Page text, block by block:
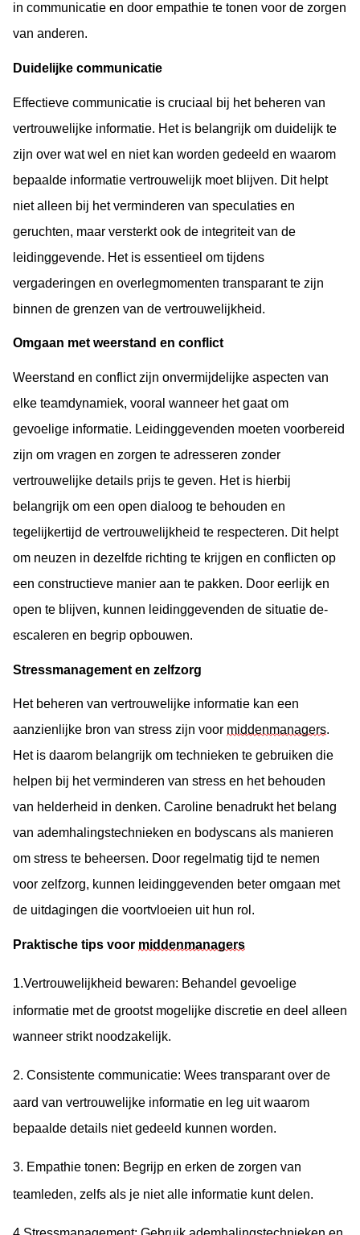
in communicatie en door empathie te tonen voor de zorgen
van anderen.
Duidelijke communicatie
Effectieve communicatie is cruciaal bij het beheren van
vertrouwelijke informatie. Het is belangrijk om duidelijk te
zijn over wat wel en niet kan worden gedeeld en waarom
bepaalde informatie vertrouwelijk moet blijven. Dit helpt
niet alleen bij het verminderen van speculaties en
geruchten, maar versterkt ook de integriteit van de
leidinggevende. Het is essentieel om tijdens
vergaderingen en overlegmomenten transparant te zijn
binnen de grenzen van de vertrouwelijkheid.
Omgaan met weerstand en conflict
Weerstand en conflict zijn onvermijdelijke aspecten van
elke teamdynamiek, vooral wanneer het gaat om
gevoelige informatie. Leidinggevenden moeten voorbereid
zijn om vragen en zorgen te adresseren zonder
vertrouwelijke details prijs te geven. Het is hierbij
belangrijk om een open dialoog te behouden en
tegelijkertijd de vertrouwelijkheid te respecteren. Dit helpt
om neuzen in dezelfde richting te krijgen en conflicten op
een constructieve manier aan te pakken. Door eerlijk en
open te blijven, kunnen leidinggevenden de situatie de-
escaleren en begrip opbouwen.
Stressmanagement en zelfzorg
Het beheren van vertrouwelijke informatie kan een
aanzienlijke bron van stress zijn voor middenmanagers.
Het is daarom belangrijk om technieken te gebruiken die
helpen bij het verminderen van stress en het behouden
van helderheid in denken. Caroline benadrukt het belang
van ademhalingstechnieken en bodyscans als manieren
om stress te beheersen. Door regelmatig tijd te nemen
voor zelfzorg, kunnen leidinggevenden beter omgaan met
de uitdagingen die voortvloeien uit hun rol.
Praktische tips voor middenmanagers
1.Vertrouwelijkheid bewaren: Behandel gevoelige
informatie met de grootst mogelijke discretie en deel alleen
wanneer strikt noodzakelijk.
2. Consistente communicatie: Wees transparant over de
aard van vertrouwelijke informatie en leg uit waarom
bepaalde details niet gedeeld kunnen worden.
3. Empathie tonen: Begrijp en erken de zorgen van
teamleden, zelfs als je niet alle informatie kunt delen.